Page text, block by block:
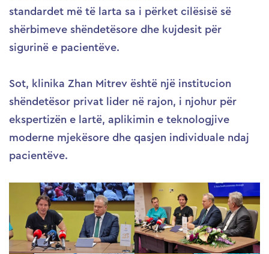
standardet më të larta sa i përket cilësisë së
shërbimeve shëndetësore dhe kujdesit për
sigurinë e pacientëve.
Sot, klinika Zhan Mitrev është një institucion
shëndetësor privat lider në rajon, i njohur për
ekspertizën e lartë, aplikimin e teknologjive
moderne mjekësore dhe qasjen individuale ndaj
pacientëve.